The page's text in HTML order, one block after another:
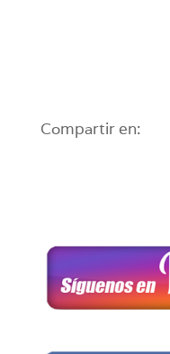
Compartir en: